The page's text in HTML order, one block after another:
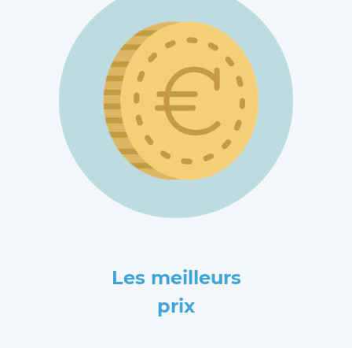
Les meilleurs
prix